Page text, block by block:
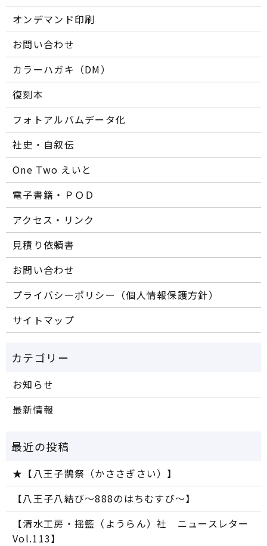
オンデマンド印刷
お問い合わせ
カラーハガキ（DM）
復刻本
フォトアルバムデータ化
社史・自叙伝
One Two えいと
電子書籍・ＰＯＤ
アクセス・リンク
見積り依頼書
お問い合わせ
プライバシーポリシー（個人情報保護方針）
サイトマップ
お知らせ
最新情報
★【八王子鵲祭（かささぎさい）】
【八王子八結び～888のはちむすび～】
【清水工房・揺籃（ようらん）社 ニュースレター
Vol.113】